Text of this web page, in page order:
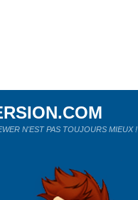
N'EST PAS TOUJOURS MIEUX !